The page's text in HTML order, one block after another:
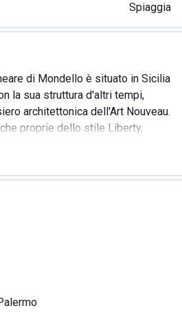
Spiaggia
di Mondello è situato in Sicilia
la sua struttura d'altri tempi,
architettonica dell'Art Nouveau.
proprie dello stile Liberty,
Balneare di Mondello è
tutta l'Europa. I turisti rimarranno